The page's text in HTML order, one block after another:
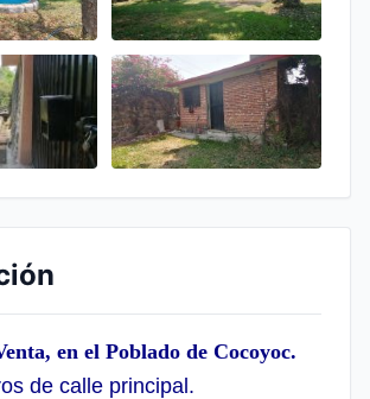
en el Poblado de Cocoyoc.
de calle principal.